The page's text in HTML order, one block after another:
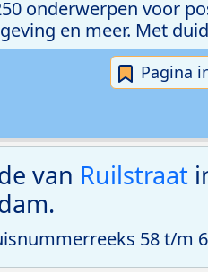
onderwerpen voor
en meer. Met
Pagina
van Ruilstraat
58 t/m